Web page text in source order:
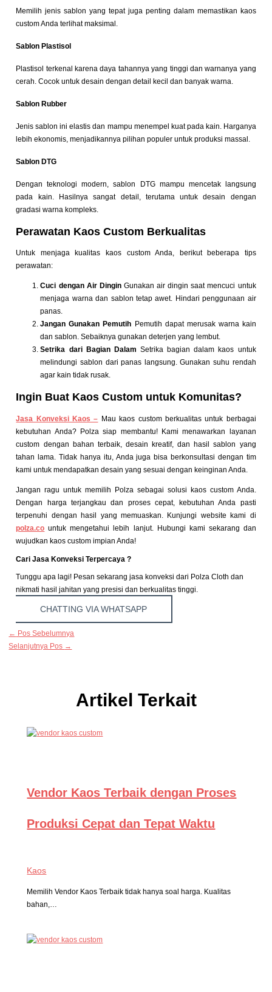
Memilih jenis sablon yang tepat juga penting dalam memastikan kaos
custom Anda terlihat maksimal.
Sablon Plastisol
Plastisol terkenal karena daya tahannya yang tinggi dan warnanya yang
cerah. Cocok untuk desain dengan detail kecil dan banyak warna.
Sablon Rubber
Jenis sablon ini elastis dan mampu menempel kuat pada kain. Harganya
lebih ekonomis, menjadikannya pilihan populer untuk produksi massal.
Sablon DTG
Dengan teknologi modern, sablon DTG mampu mencetak langsung
pada kain. Hasilnya sangat detail, terutama untuk desain dengan
gradasi warna kompleks.
Perawatan Kaos Custom Berkualitas
Untuk menjaga kualitas kaos custom Anda, berikut beberapa tips
perawatan:
Cuci dengan Air Dingin Gunakan air dingin saat mencuci untuk
menjaga warna dan sablon tetap awet. Hindari penggunaan air
panas.
Jangan Gunakan Pemutih Pemutih dapat merusak warna kain
dan sablon. Sebaiknya gunakan deterjen yang lembut.
Setrika dari Bagian Dalam Setrika bagian dalam kaos untuk
melindungi sablon dari panas langsung. Gunakan suhu rendah
agar kain tidak rusak.
Ingin Buat Kaos Custom untuk Komunitas?
Jasa Konveksi Kaos – Mau kaos custom berkualitas untuk berbagai
kebutuhan Anda? Polza siap membantu! Kami menawarkan layanan
custom dengan bahan terbaik, desain kreatif, dan hasil sablon yang
tahan lama. Tidak hanya itu, Anda juga bisa berkonsultasi dengan tim
kami untuk mendapatkan desain yang sesuai dengan keinginan Anda.
Jangan ragu untuk memilih Polza sebagai solusi kaos custom Anda.
Dengan harga terjangkau dan proses cepat, kebutuhan Anda pasti
terpenuhi dengan hasil yang memuaskan. Kunjungi website kami di
polza.co untuk mengetahui lebih lanjut. Hubungi kami sekarang dan
wujudkan kaos custom impian Anda!
Cari Jasa Konveksi Terpercaya ?
Tunggu apa lagi! Pesan sekarang jasa konveksi dari Polza Cloth dan
nikmati hasil jahitan yang presisi dan berkualitas tinggi.
CHATTING VIA WHATSAPP
← Pos Sebelumnya
Selanjutnya Pos →
Artikel Terkait
Vendor Kaos Terbaik dengan Proses
Produksi Cepat dan Tepat Waktu
Kaos
Memilih Vendor Kaos Terbaik tidak hanya soal harga. Kualitas
bahan,…